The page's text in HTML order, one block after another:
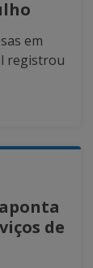
em
registrou
de